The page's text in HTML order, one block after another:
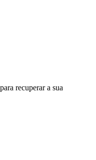
recuperar a sua